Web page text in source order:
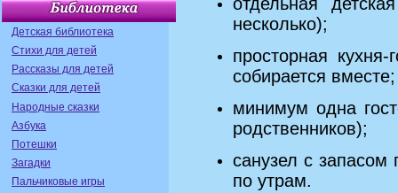
Детская библиотека
Стихи для детей
Рассказы для детей
Сказки для детей
Народные сказки
Азбука
Потешки
Загадки
Пальчиковые игры
отдельная
несколько);
просторная
собирается вместе;
минимум одна
родственников);
санузел с
по утрам.